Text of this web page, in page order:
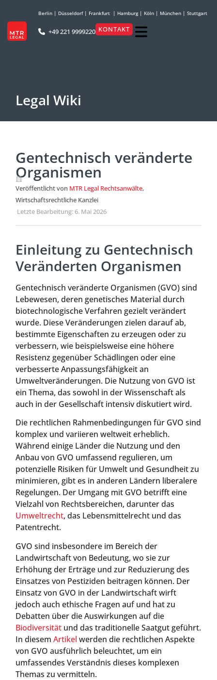
Berlin | Düsseldorf| Frankfurt | Hamburg| Köln | München | Stuttgart
+49 221 9999220 KONTAKT
Legal Wiki
Gentechnisch veränderte
Organismen
Veröffentlicht von MTR Legal Rechtsanwälte,
Wirtschaftsrechtliche Kanzlei
·Letzte Bearbeitung: 6. Mai 2026
Einleitung zu Gentechnisch
Veränderten Organismen
Gentechnisch veränderte Organismen (GVO) sind
Lebewesen, deren genetisches Material durch
biotechnologische Verfahren gezielt verändert
wurde. Diese Veränderungen zielen darauf ab,
bestimmte Eigenschaften zu erzeugen oder zu
verbessern, wie beispielsweise eine höhere
Resistenz gegenüber Schädlingen oder eine
verbesserte Anpassungsfähigkeit an
Umweltveränderungen. Die Nutzung von GVO ist
ein Thema, das sowohl in der Wissenschaft als
auch in der Gesellschaft intensiv diskutiert wird.
Die rechtlichen Rahmenbedingungen für GVO sind
komplex und variieren weltweit erheblich.
Während einige Länder die Nutzung und den
Anbau von GVO umfassend regulieren, um
potenzielle Risiken für Umwelt und Gesundheit zu
minimieren, gibt es in anderen Ländern liberalere
Regelungen. Der Umgang mit GVO betrifft eine
Vielzahl von Rechtsbereichen, darunter das
Umweltrecht, das Lebensmittelrecht und das
Patentrecht.
GVO sind insbesondere im Bereich der
Landwirtschaft von Bedeutung, wo sie zur
Erhöhung der Erträge und zur Reduzierung des
Einsatzes von Pestiziden beitragen können. Der
Einsatz von GVO in der Landwirtschaft wirft
jedoch auch ethische Fragen auf und hat zu
Debatten über die Auswirkungen auf die
Biodiversität und das traditionelle Saatgut geführt.
In diesem Artikel werden die rechtlichen Aspekte
von GVO ausführlich beleuchtet, um ein
umfassendes Verständnis dieses komplexen
Themas zu vermitteln.